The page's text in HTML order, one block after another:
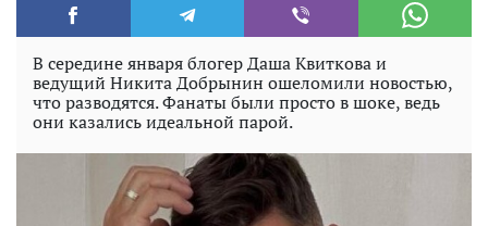
В середине января блогер Даша Квиткова и
ведущий Никита Добрынин ошеломили новостью,
что разводятся. Фанаты были просто в шоке, ведь
они казались идеальной парой.